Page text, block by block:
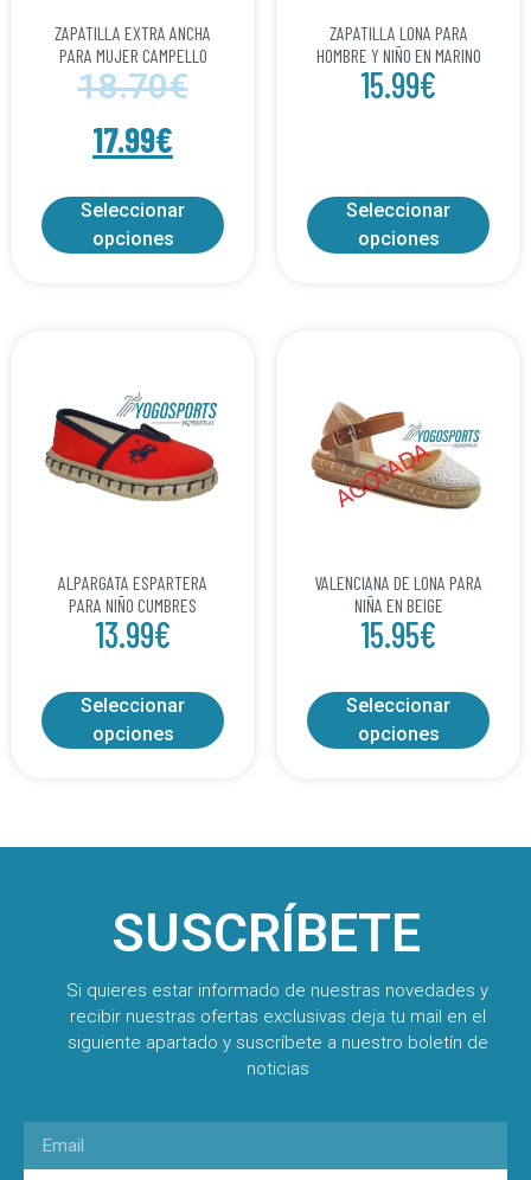
ZAPATILLA EXTRA ANCHA
PARA MUJER CAMPELLO
18.70€
17.99€
Seleccionar
opciones
ZAPATILLA LONA PARA
HOMBRE Y NIÑO EN MARINO
15.99€
Seleccionar
opciones
ALPARGATA ESPARTERA
PARA NIÑO CUMBRES
13.99€
Seleccionar
opciones
VALENCIANA DE LONA PARA
NIÑA EN BEIGE
15.95€
Seleccionar
opciones
SUSCRÍBETE
Si quieres estar informado de nuestras novedades y
recibir nuestras ofertas exclusivas deja tu mail en el
siguiente apartado y suscríbete a nuestro boletín de
noticias